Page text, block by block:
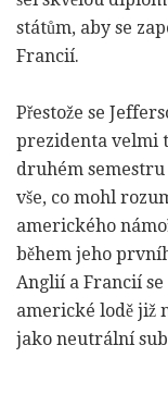
státům, aby se
Francií.
Přestože se
prezidenta velmi
druhém
vše, co mohl
amerického
během jeho
Anglií a Francií
americké lodě již
jako neutrální